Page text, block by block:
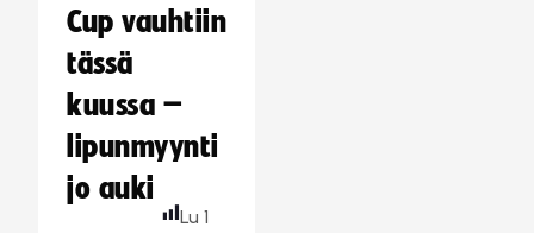
Cup vauhtiin
tässä
kuussa –
lipunmyynti
jo auki
Lu 1